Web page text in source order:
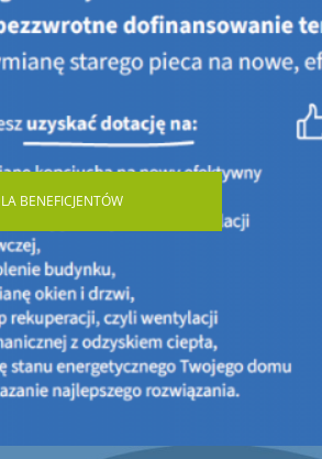
GŁÓWNA AKTUALNOŚCI
BENEFICJENTÓW
POWIETRZE
OGÓLNE O PROGRAMIE
BENEFICJENTA
DO ZAPOZNANIA
GRZEWCZYCH